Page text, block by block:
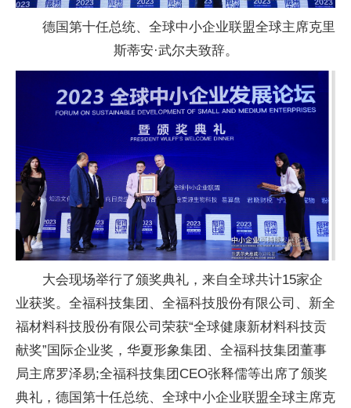
德国第十任总统、全球中小企业联盟全球主席克里
斯蒂安·武尔夫致辞。
大会现场举行了颁奖典礼，来自全球共计15家企
业获奖。全福科技集团、全福科技股份有限公司、新全
福材料科技股份有限公司荣获“全球健康新材料科技贡
献奖”国际企业奖，华夏形象集团、全福科技集团董事
局主席罗泽易;全福科技集团CEO张释儒等出席了颁奖
典礼，德国第十任总统、全球中小企业联盟全球主席克